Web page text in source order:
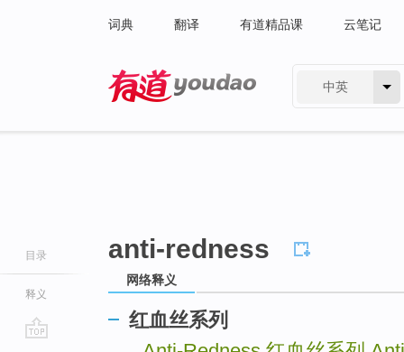
词典 翻译 有道精品课 云笔记
中英
目录
释义
anti-redness
网络释义
红血丝系列